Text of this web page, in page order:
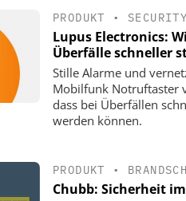
PRODUKT • SECURITY
Lupus Electronics:
Überfälle schneller
Stille Alarme und
Mobilfunk Notruftaster
dass bei Überfällen
werden können.
PRODUKT •
Chubb: Sicherheit